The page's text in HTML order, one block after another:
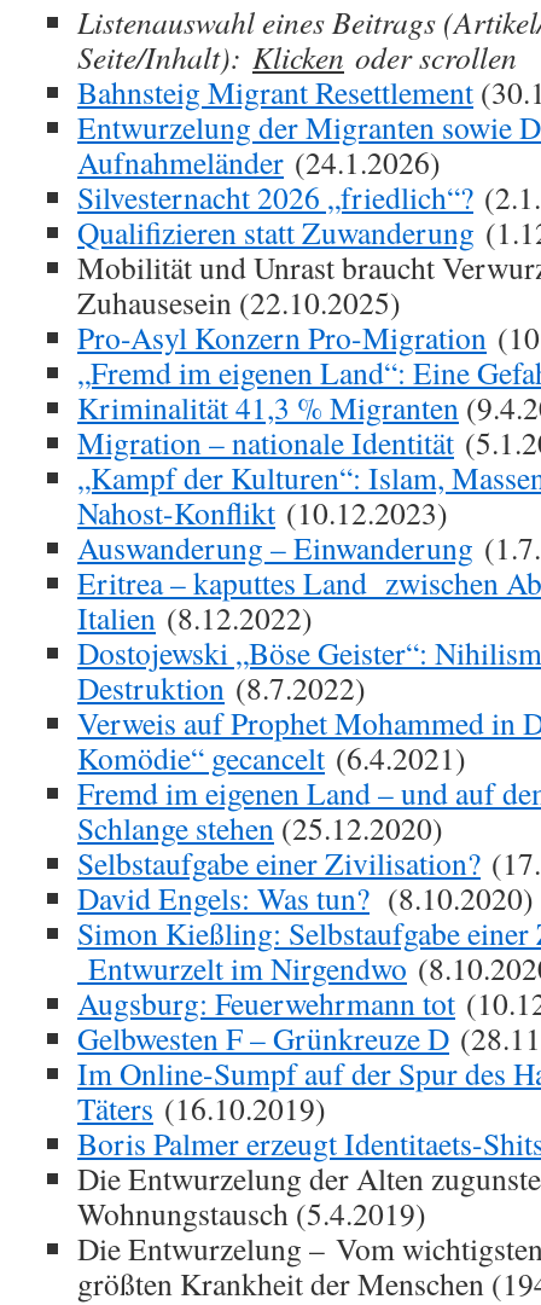
Listenauswahl eines Beitrags
Seite/Inhalt): Klicken oder scrollen
Bahnsteig Migrant Resettlement
Entwurzelung der Migranten sowie
Aufnahmeländer (24.1.2026)
Silvesternacht 2026 „friedlich“?
Qualifizieren statt Zuwanderung
Mobilität und Unrast braucht
Zuhausesein (22.10.2025)
Pro-Asyl Konzern Pro-Migration
„Fremd im eigenen Land“: Eine
Kriminalität 41,3 % Migranten
Migration – nationale Identität
„Kampf der Kulturen“: Islam,
Nahost-Konflikt (10.12.2023)
Auswanderung – Einwanderung
Eritrea – kaputtes Land zwischen
Italien (8.12.2022)
Dostojewski „Böse Geister“:
Destruktion (8.7.2022)
Verweis auf Prophet Mohammed in
Komödie“ gecancelt (6.4.2021)
Fremd im eigenen Land – und auf
Schlange stehen (25.12.2020)
Selbstaufgabe einer Zivilisation?
David Engels: Was tun? (8.10.2020)
Simon Kießling: Selbstaufgabe
Entwurzelt im Nirgendwo
Augsburg: Feuerwehrmann tot
Gelbwesten F – Grünkreuze D
Im Online-Sumpf auf der Spur des
Täters (16.10.2019)
Boris Palmer erzeugt Identitaets-
Die Entwurzelung der Alten
Wohnungstausch (5.4.2019)
Die Entwurzelung – Vom
größten Krankheit der Menschen